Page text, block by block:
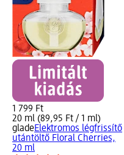
1 799 Ft
20 ml (89,95 Ft / 1 ml)
gladeElektromos légfrissítő
utántöltő Floral Cherries,
20 ml